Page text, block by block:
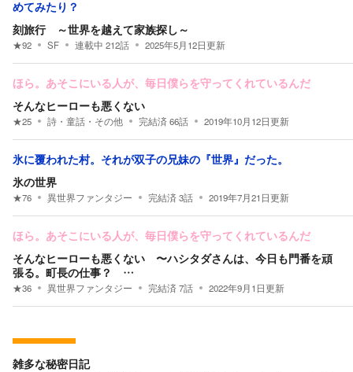
めてみたり？
刻旅行 ～世界を越えて家族探し～
★92 SF 連載中 212話 2025年5月12日更新
ほら。あそこにいる人が、毎日僕らを守ってくれているんだ
そんなヒーローも悪くない
★25 詩・童話・その他 完結済66話 2019年10月12日更新
氷に覆われた村。それが双子の兄妹の『世界』だった。
氷の世界
★76 異世界ファンタジー 完結済3話 2019年7月21日更新
ほら。あそこにいる人が、毎日僕らを守ってくれているんだ
そんなヒーローも悪くない 〜ハシタダさんは、今日も門番を頑
張る。町長の仕事？ …
★36 異世界ファンタジー 完結済7話 2022年9月1日更新
雑多な秘密日記